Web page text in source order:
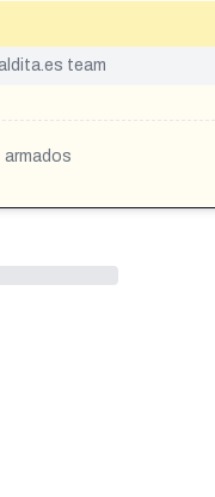
team